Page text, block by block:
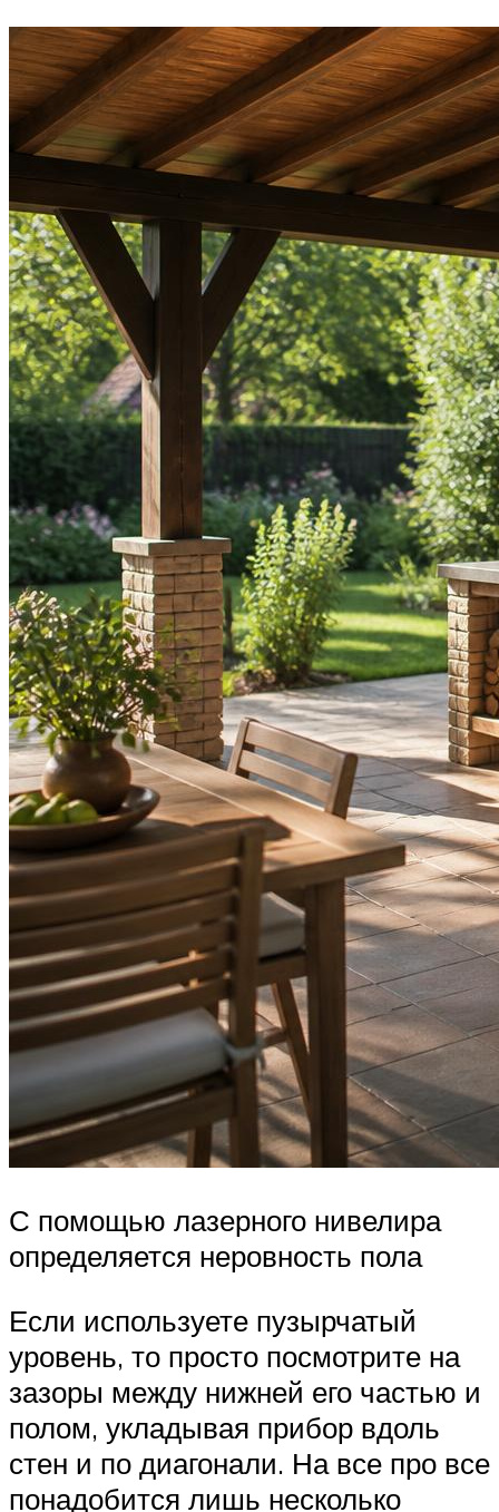
С помощью лазерного нивелира
определяется неровность пола
Если используете пузырчатый
уровень, то просто посмотрите на
зазоры между нижней его частью и
полом, укладывая прибор вдоль
стен и по диагонали. На все про все
понадобится лишь несколько